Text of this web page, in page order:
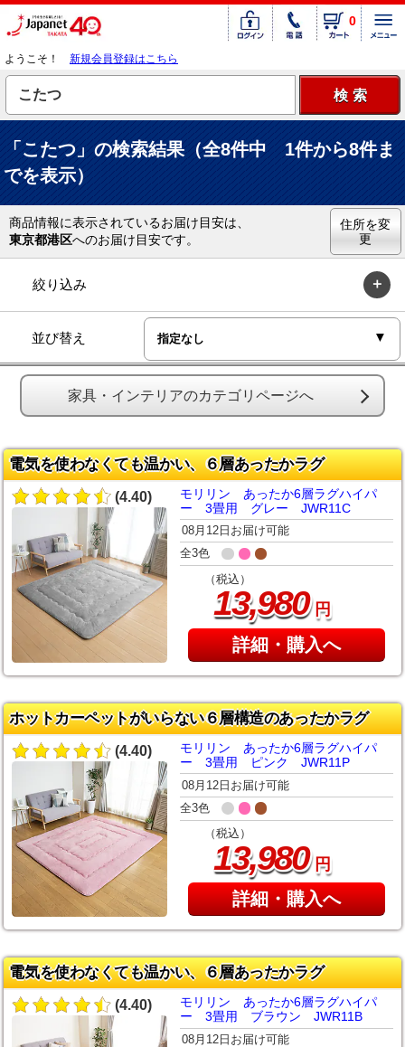
0
ようこそ！ 新規会員登録はこちら
「こたつ」の検索結果（全8件中 1件から8件ま
でを表示）
商品情報に表示されているお届け目安は、
東京都港区へのお届け目安です。
住所を変
更
絞り込み
並び替え
家具・インテリアのカテゴリページへ
電気を使わなくても温かい、６層あったかラグ
(4.40)
モリリン あったか6層ラグハイパ
ー 3畳用 グレー JWR11C
08月12日お届け可能
全3色
（税込）
13,980円
詳細・購入へ
ホットカーペットがいらない６層構造のあったかラグ
(4.40)
モリリン あったか6層ラグハイパ
ー 3畳用 ピンク JWR11P
08月12日お届け可能
全3色
（税込）
13,980円
詳細・購入へ
電気を使わなくても温かい、６層あったかラグ
(4.40)
モリリン あったか6層ラグハイパ
ー 3畳用 ブラウン JWR11B
08月12日お届け可能